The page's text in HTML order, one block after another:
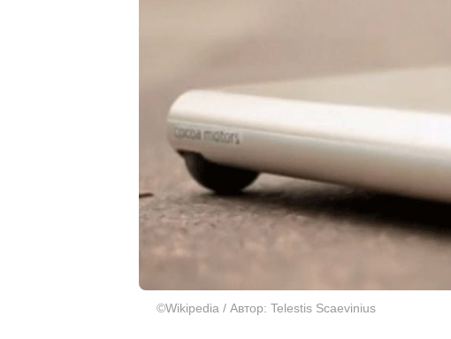
©Wikipedia / Автор: Telestis Scaevinius